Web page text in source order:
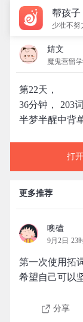
帮孩子
少壮不努
婧文
魔鬼营留
第22天，
36分钟， 203
半梦半醒中背
打
更多推荐
噢磕
9月2日 23
第一次使用拓
希望自己可以
分享